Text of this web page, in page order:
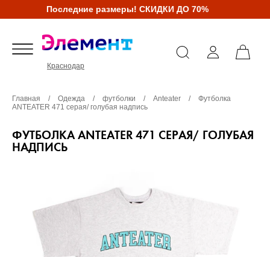
Последние размеры! СКИДКИ ДО 70%
Краснодар
Главная / Одежда / футболки / Anteater /
Футболка
ANTEATER 471 серая/ голубая надпись
ФУТБОЛКА ANTEATER 471 СЕРАЯ/ ГОЛУБАЯ
НАДПИСЬ